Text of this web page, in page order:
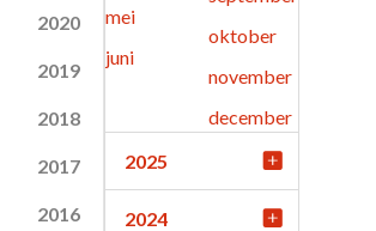
2020
2019
2018
2017
2016
mei
juni
oktober
november
december
2025
2024